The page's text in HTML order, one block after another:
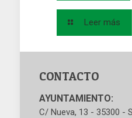
Leer más
CONTACTO
AYUNTAMIENTO:
C/ Nueva, 13 - 35300 -